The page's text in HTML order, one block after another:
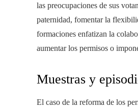
las preocupaciones de sus
paternidad, fomentar la
formaciones enfatizan la
aumentar los permisos o
Muestras y
El caso de la reforma de los